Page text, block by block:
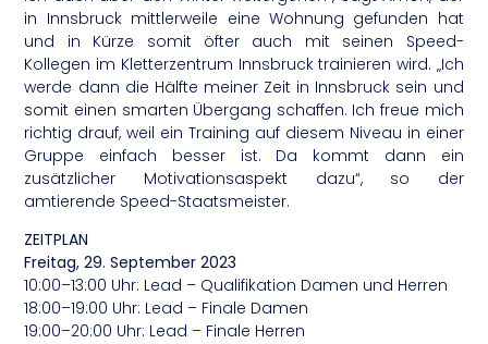
in Innsbruck mittlerweile eine Wohnung gefunden hat
und in Kürze somit öfter auch mit seinen Speed-
Kollegen im Kletterzentrum Innsbruck trainieren wird. „Ich
werde dann die Hälfte meiner Zeit in Innsbruck sein und
somit einen smarten Übergang schaffen. Ich freue mich
richtig drauf, weil ein Training auf diesem Niveau in einer
Gruppe einfach besser ist. Da kommt dann ein
zusätzlicher Motivationsaspekt dazu“, so der
amtierende Speed-Staatsmeister.
ZEITPLAN
Freitag, 29. September 2023
10:00–13:00 Uhr: Lead – Qualifikation Damen und Herren
18:00–19:00 Uhr: Lead – Finale Damen
19:00–20:00 Uhr: Lead – Finale Herren